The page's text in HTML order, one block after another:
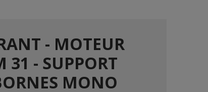
- MOTEUR
31 - SUPPORT
MONO